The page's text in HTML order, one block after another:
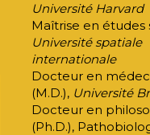
Université Harvard
Maîtrise en études
Université spatiale
internationale
Docteur en
(M.D.), Université
Docteur en
(Ph.D.),